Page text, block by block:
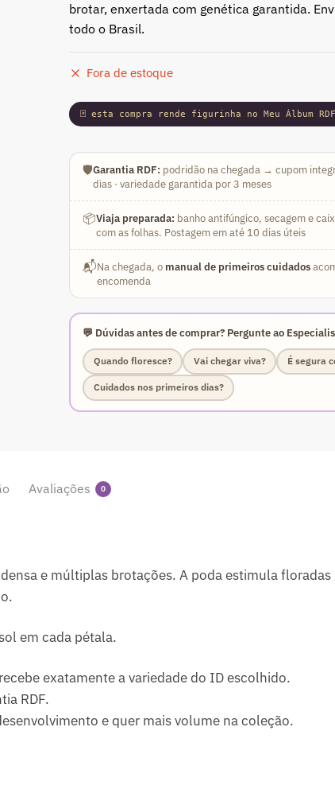
brotar, enxertada com genética garantida.
todo o Brasil.
Fora de estoque
🃏 esta compra rende figurinha no Meu Álbum RDF
🛡️Garantia RDF: podridão na chegada → cupom
dias · variedade garantida por 3 meses
📦Viaja preparada: banho antifúngico, secagem e
com as folhas. Postagem em até 10 dias úteis
📬Na chegada, o manual de primeiros cuidados
encomenda
💬 Dúvidas antes de comprar? Pergunte ao
Quando floresce? Vai chegar viva? É segura
Cuidados nos primeiros dias?
Avaliações 0
e múltiplas brotações. A poda estimula floradas
em cada pétala.
exatamente a variedade do ID escolhido.
RDF.
e quer mais volume na coleção.